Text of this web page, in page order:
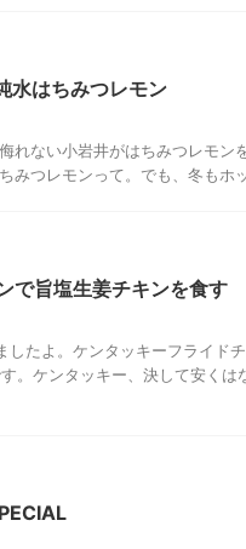
水はちみつレモン
れない小岩井がはちみつレモン
みつレモンって。でも、冬もホ
で旨塩生姜チキンを食す
したよ。ケンタッキーフライド
。ケンタッキー、決して安くは